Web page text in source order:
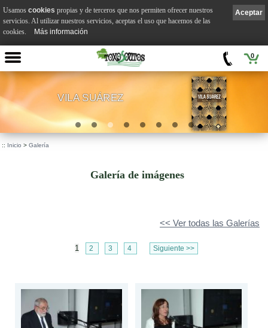
0
VILA SUÁREZ
:: Inicio > Galería
Galería de imágenes
<< Ver todas las Galerías
1 2 3 4 Siguiente >>
Aceptar
Usamos cookies propias y de terceros que nos permiten ofrecer nuestros
servicios. Al utilizar nuestros servicios, aceptas el uso que hacemos de las
cookies.
Más información